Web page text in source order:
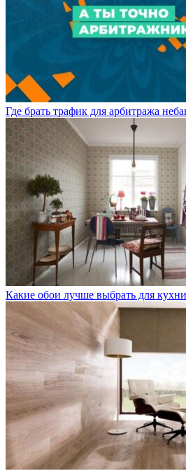
Где брать трафик для арбитража
Какие обои лучше выбрать для